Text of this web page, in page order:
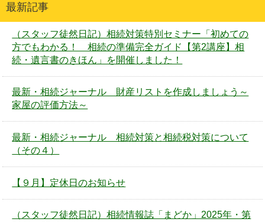
最新記事
（スタッフ徒然日記）相続対策特別セミナー「初めての
方でもわかる！ 相続の準備完全ガイド【第2講座】相
続・遺言書のきほん」を開催しました！
最新・相続ジャーナル 財産リストを作成しましょう～
家屋の評価方法～
最新・相続ジャーナル 相続対策と相続税対策について
（その４）
【９月】定休日のお知らせ
（スタッフ徒然日記）相続情報誌「まどか」2025年・第